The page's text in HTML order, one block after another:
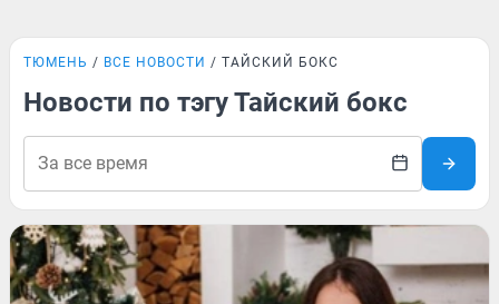
ТЮМЕНЬ ВСЕ НОВОСТИ ТАЙСКИЙ БОКС
Новости по тэгу Тайский бокс